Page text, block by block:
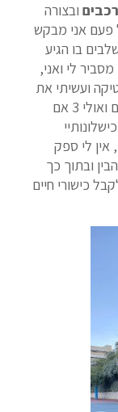
ובצורה
פעם אני מבקש
בו הגיע
לי ואני,
ועשיתי את
הבגרות, כמו גם את התואר הראשון פעמיים ואולי 3 אם
לי ספק
ובתוך כך
כישורי חיים